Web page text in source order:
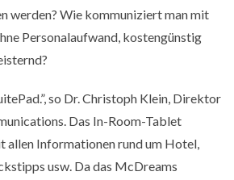
werden? Wie kommuniziert man mit
Personalaufwand, kostengünstig
so Dr. Christoph Klein, Direktor
Das In-Room-Tablet
allen Informationen rund um Hotel,
usw. Da das McDreams